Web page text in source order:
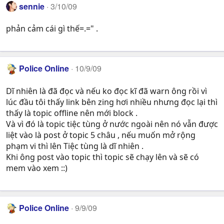
sennie 3/10/09
phản cảm cái gì thế=.=" .
Police Online 10/9/09
Dĩ nhiên là đã đọc và nếu ko đọc kĩ đã warn ông rồi vì
lúc đầu tôi thấy link bên zing hơi nhiều nhưng đọc lại thì
thấy là topic offline nên mới block .
Và vì đó là topic tiệc tùng ở nước ngoài nên nó vẫn được
liệt vào là post ở topic 5 châu , nếu muốn mở rộng
phạm vi thì lên Tiệc tùng là dĩ nhiên .
Khi ông post vào topic thì topic sẽ chạy lên và sẽ có
mem vào xem ::)
Police Online 9/9/09